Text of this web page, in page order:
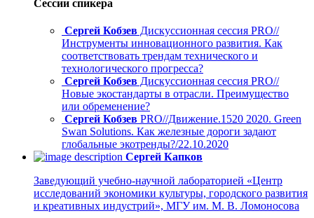
Сессии спикера
Сергей Кобзев Дискуссионная сессия PRO//
Инструменты инновационного развития. Как
соответствовать трендам технического и
технологического прогресса?
Сергей Кобзев Дискуссионная сессия PRO//
Новые экостандарты в отрасли. Преимущество
или обременение?
Сергей Кобзев PRO//Движение.1520 2020. Green
Swan Solutions. Как железные дороги задают
глобальные экотренды?/22.10.2020
Сергей Капков
Заведующий учебно-научной лабораторией «Центр
исследований экономики культуры, городского развития
и креативных индустрий», МГУ им. М. В. Ломоносова